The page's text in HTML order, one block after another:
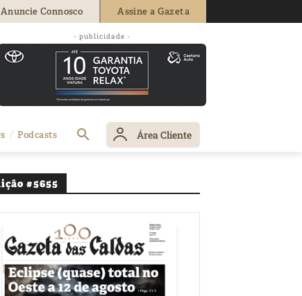
Anuncie Connosco Assine a Gazeta
- publicidade -
Podcasts Área Cliente
navalhas
#5655